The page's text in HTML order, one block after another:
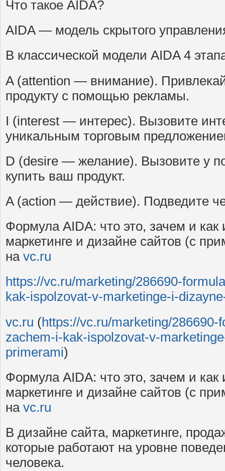
Что такое AIDA?
AIDA — модель скрытого
В классической модели AIDA 4
A (attention — внимание).
продукту с помощью рекламы.
I (interest — интерес). Вызовите
уникальным торговым
D (desire — желание). Вызовите у
купить ваш продукт.
A (action — действие). Подведите
Формула AIDA: что это, зачем и как
маркетинге и дизайне сайтов (с
на vc.ru
https://vc.ru/marketing/286690-
kak-ispolzovat-v-marketinge-i-
vc.ru (https://vc.ru/marketing/286690-
zachem-i-kak-ispolzovat-v-
primerami)
Формула AIDA: что это, зачем и как
маркетинге и дизайне сайтов (с
на vc.ru
В дизайне сайта, маркетинге,
которые работают на уровне
человека.